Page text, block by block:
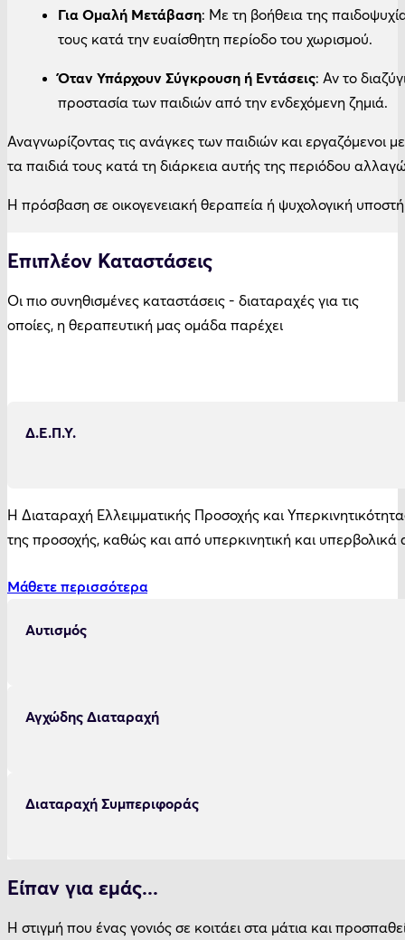
Για Ομαλή Μετάβαση: Με τη βοήθεια της
τους κατά την ευαίσθητη περίοδο του χωρισμού.
Όταν Υπάρχουν Σύγκρουση ή Εντάσεις: Αν το
προστασία των παιδιών από την ενδεχόμενη ζημιά.
Αναγνωρίζοντας τις ανάγκες των παιδιών και εργαζόμενοι
τα παιδιά τους κατά τη διάρκεια αυτής της περιόδου
Η πρόσβαση σε οικογενειακή θεραπεία ή ψυχολογική
Επιπλέον Καταστάσεις
Οι πιο συνηθισμένες καταστάσεις - διαταραχές για τις
οποίες, η θεραπευτική μας ομάδα παρέχει
Δ.Ε.Π.Υ.
Η Διαταραχή Ελλειμματικής Προσοχής και
της προσοχής, καθώς και από υπερκινητική και
Μάθετε περισσότερα
Αυτισμός
Αγχώδης Διαταραχή
Διαταραχή Συμπεριφοράς
Είπαν για εμάς...
Η στιγμή που ένας γονιός σε κοιτάει στα μάτια και